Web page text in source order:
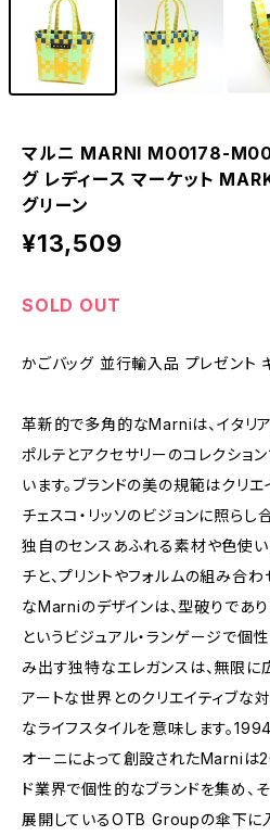
マルニ MARNI M00178-
グ レディース マーケット
グリーン
¥13,509
SOLD OUT
かごバッグ 並行輸入品 プレゼント
革新的で多角的なMarniは、イタリ
ポルテとアクセサリーのコレクショ
います。ブランドの美の規範はクリエ
チェスコ・リッソのビジョンに照ら
独自のセンスあふれる素材や色使
チと、プリントやフォルムの組み合
なMarniのデザインは、型破りであ
というビジュアル・ランゲージで個
み出す独特なエレガンスは、無限に
アートな世界とのクリエイティブな
なライフスタイルを意味します。
オーニによって創設されたMarniは
ド業界で個性的なブランドを集め、
展開しているOTB Groupの傘下に